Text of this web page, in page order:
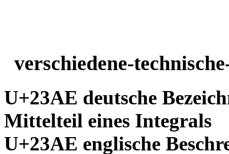
verschiedene-
U+23AE deutsche
Mittelteil eines Integrals
U+23AE englische